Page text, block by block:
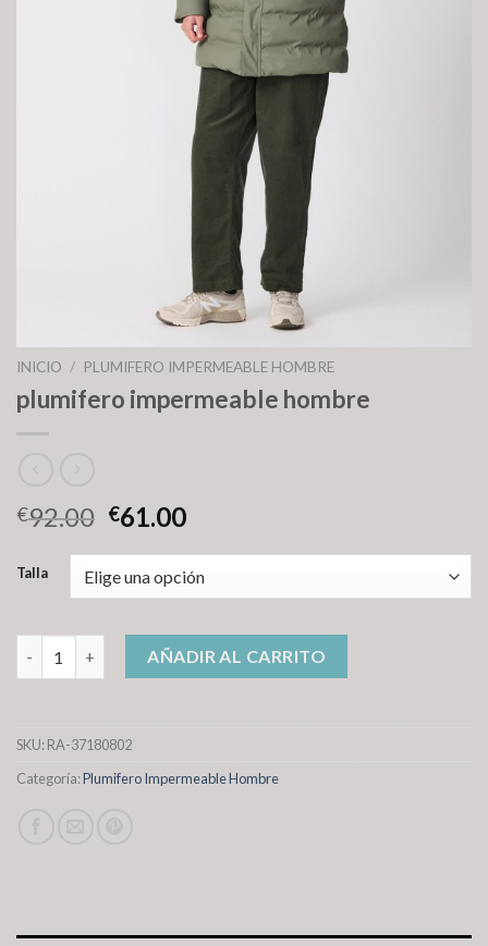
INICIO / PLUMIFERO IMPERMEABLE HOMBRE
plumifero impermeable hombre
€92.00 €61.00
Talla
plumifero impermeable hombre cantidad
AÑADIR AL CARRITO
SKU:RA-37180802
Categoría:Plumifero Impermeable Hombre